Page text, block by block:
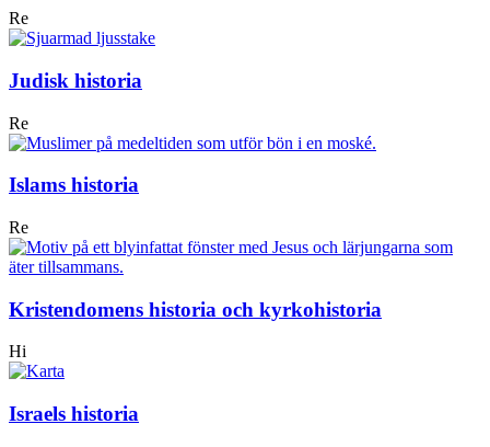
Re
Judisk historia
Re
Islams historia
Re
Kristendomens historia och kyrkohistoria
Hi
Israels historia